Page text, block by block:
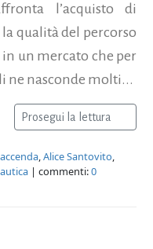
l’acquisto di
qualità del percorso
in un mercato che per
ne nasconde molti...
Prosegui la lettura
,Alice Santovito,
| commenti:0